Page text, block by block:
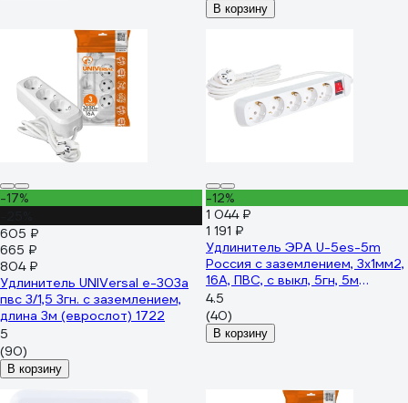
В корзину
-17%
605 ₽
665 ₽
804 ₽
Удлинитель UNIVersal е-303а
пвс 3/1,5 3гн. с заземлением,
длина 3м (еврослот) 1722
5
(90)
В корзину
-12%
1 044 ₽
1 191 ₽
Удлинитель ЭРА U-5es-5m
Россия с заземлением, 3x1мм2,
16A, ПВС, с выкл, 5гн, 5м
Б0028383
4.5
(40)
В корзину